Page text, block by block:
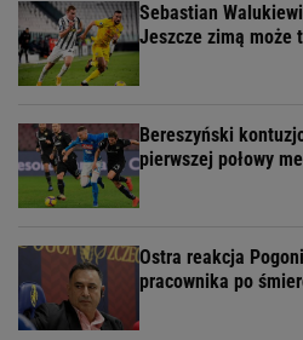
Sebastian
Jeszcze zimą może
Bereszyński
pierwszej połowy
Ostra reakcja
pracownika po